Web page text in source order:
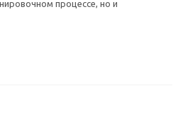
процессе, но и